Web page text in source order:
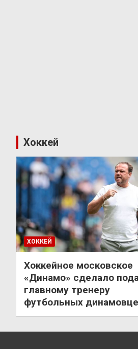
Хоккей
ХОККЕЙ
Хоккейное московское
«Динамо» сделало
главному тренеру
футбольных